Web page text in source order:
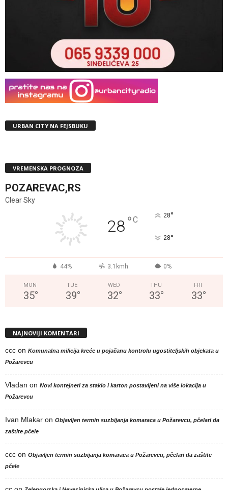
URBAN CITY NA FEJSBUKU
VREMENSKA PROGNOZA
POZAREVAC,RS
Clear Sky
28°C 28°
28°
44% 3.1kmh 0%
MON
35°
TUE
39°
WED
32°
THU
33°
FRI
33°
NAJNOVIJI KOMENTARI
ccc on Komunalna milicija kreće u pojačanu kontrolu ugostiteljskih objekata u
Požarevcu
Vladan on Novi kontejneri za staklo i karton postavljeni na više lokacija u
Požarevcu
Ivan Mlakar on Objavljen termin suzbijanja komaraca u Požarevcu, pčelari da
zaštite pčele
ccc on Objavljen termin suzbijanja komaraca u Požarevcu, pčelari da zaštite
pčele